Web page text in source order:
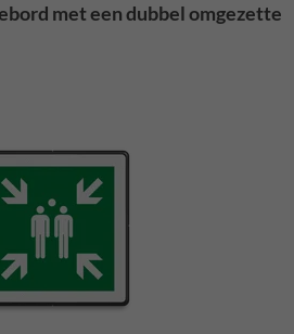
met een dubbel omgezette